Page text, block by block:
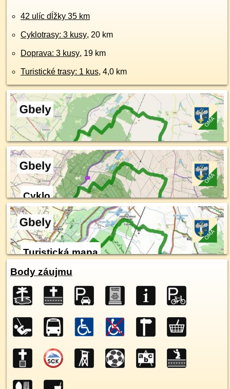
42 ulíc dĺžky 35 km
Cyklotrasy: 3 kusy, 20 km
Doprava: 3 kusy, 19 km
Turistické trasy: 1 kus, 4,0 km
Cyklo
Turistická mapa
Body záujmu